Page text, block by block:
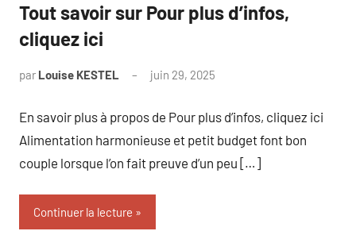
Tout savoir sur Pour plus d’infos,
cliquez ici
par Louise KESTEL juin 29, 2025
En savoir plus à propos de Pour plus d’infos, cliquez ici
Alimentation harmonieuse et petit budget font bon
couple lorsque l’on fait preuve d’un peu […]
Continuer la lecture